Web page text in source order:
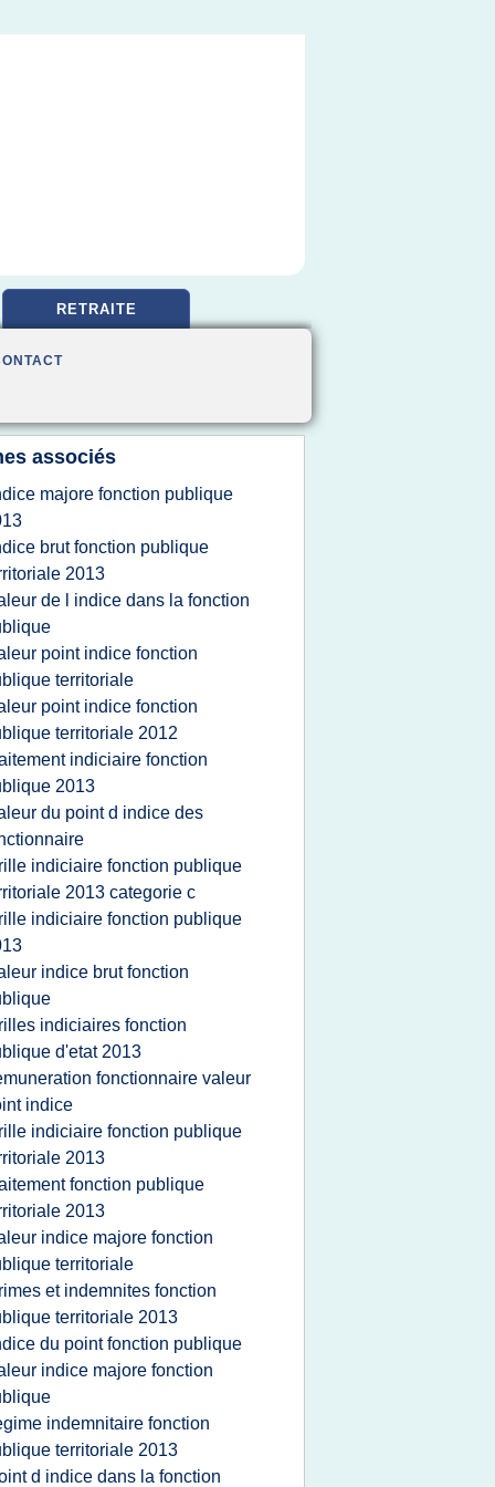
RETRAITE
associés
majore fonction publique
brut fonction publique
2013
de l indice dans la fonction
point indice fonction
territoriale
point indice fonction
territoriale 2012
indiciaire fonction
2013
du point d indice des
indiciaire fonction publique
2013 categorie c
indiciaire fonction publique
indice brut fonction
indiciaires fonction
d'etat 2013
fonctionnaire valeur
indice
indiciaire fonction publique
2013
fonction publique
2013
indice majore fonction
territoriale
et indemnites fonction
territoriale 2013
du point fonction publique
indice majore fonction
indemnitaire fonction
territoriale 2013
d indice dans la fonction